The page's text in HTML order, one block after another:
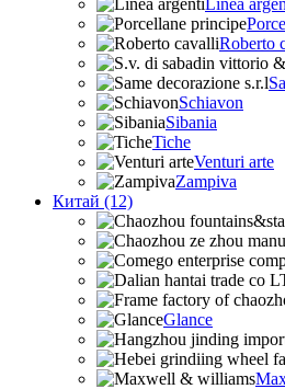
Linea
Roberto
Schiavon
Sibania
Tiche
Venturi arte
Zampiva
Китай (12)
Glance